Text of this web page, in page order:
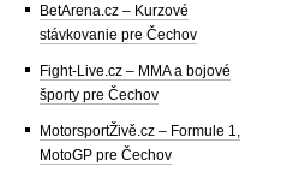
BetArena.cz – Kurzové
stávkovanie pre Čechov
Fight-Live.cz – MMA a bojové
športy pre Čechov
MotorsportŽivě.cz – Formule 1,
MotoGP pre Čechov